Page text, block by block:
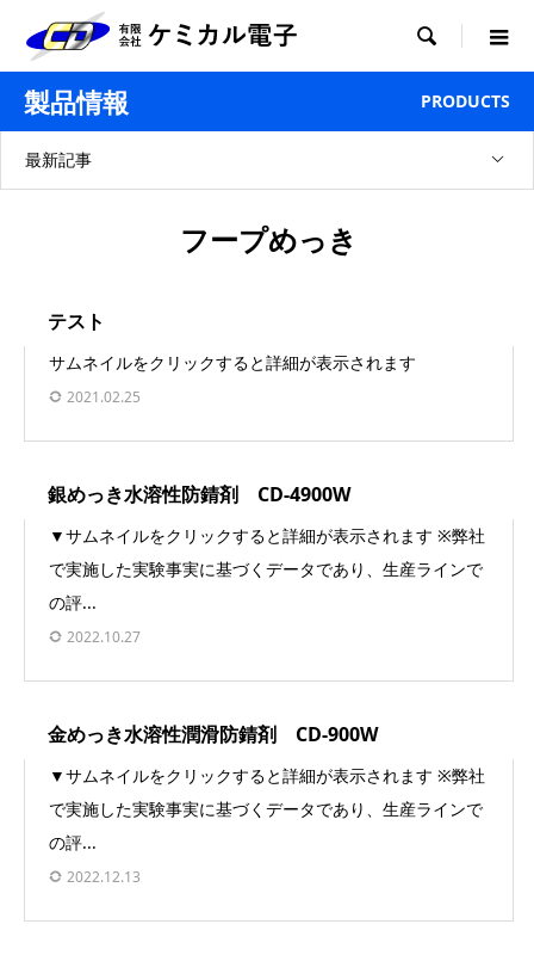

製品情報 PRODUCTS
最新記事
フープめっき
テスト
サムネイルをクリックすると詳細が表示されます
2021.02.25
銀めっき水溶性防錆剤 CD-4900W
▼サムネイルをクリックすると詳細が表示されます ※弊社
で実施した実験事実に基づくデータであり、生産ラインで
の評...
2022.10.27
金めっき水溶性潤滑防錆剤 CD-900W
▼サムネイルをクリックすると詳細が表示されます ※弊社
で実施した実験事実に基づくデータであり、生産ラインで
の評...
2022.12.13